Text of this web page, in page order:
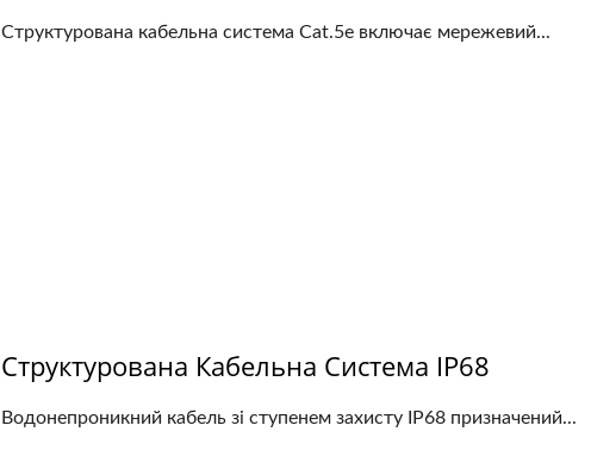
Структурована кабельна система Cat.5e включає мережевий...
Структурована Кабельна Система IP68
Водонепроникний кабель зі ступенем захисту IP68 призначений...